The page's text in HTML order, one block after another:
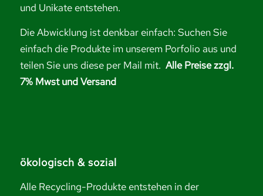
und Unikate entstehen.
Die Abwicklung ist denkbar einfach: Suchen Sie
einfach die Produkte im unserem Porfolio aus und
teilen Sie uns diese per Mail mit. Alle Preise zzgl.
7% Mwst und Versand
ökologisch & sozial
Alle Recycling-Produkte entstehen in der